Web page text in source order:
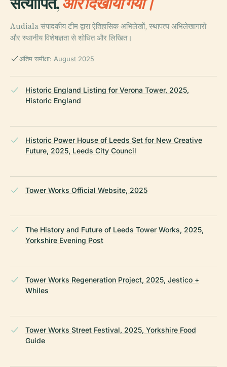
Audiala संपादकीय टीम द्वारा ऐतिहासिक अभिलेखों, स्थापत्य अभिलेखागारों
और स्थानीय विशेषज्ञता से शोधित और लिखित।
अंतिम समीक्षा: August 2025
Historic England Listing for Verona Tower, 2025,
Historic England
Historic Power House of Leeds Set for New Creative
Future, 2025, Leeds City Council
Tower Works Official Website, 2025
The History and Future of Leeds Tower Works, 2025,
Yorkshire Evening Post
Tower Works Regeneration Project, 2025, Jestico +
Whiles
Tower Works Street Festival, 2025, Yorkshire Food
Guide